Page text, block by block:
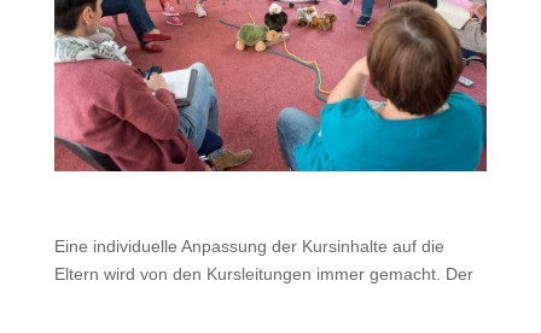
Eine individuelle Anpassung der Kursinhalte auf die
Eltern wird von den Kursleitungen immer gemacht. Der